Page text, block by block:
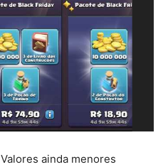
Valores ainda menores